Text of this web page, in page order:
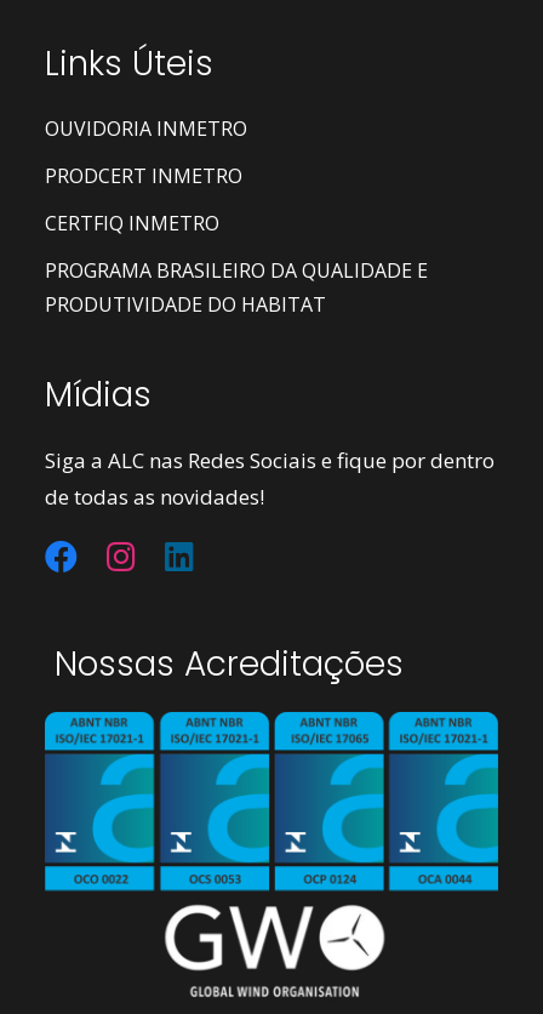
Links Úteis
OUVIDORIA INMETRO
PRODCERT INMETRO
CERTFIQ INMETRO
PROGRAMA BRASILEIRO DA QUALIDADE E
PRODUTIVIDADE DO HABITAT
Mídias
Siga a ALC nas Redes Sociais e fique por dentro
de todas as novidades!
Nossas Acreditações